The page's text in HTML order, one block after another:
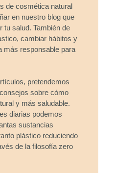
de cosmética natural
en nuestro blog que
tu salud. También de
cambiar hábitos y
más responsable para
pretendemos
sobre cómo
y más saludable.
diarias podemos
sustancias
plástico reduciendo
de la filosofía zero